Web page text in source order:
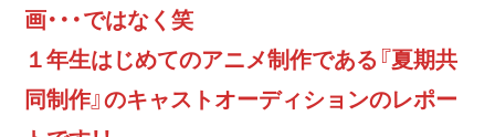
画・・・ではなく笑
１年生はじめてのアニメ制作である『夏期共
同制作』のキャストオーディションのレポー